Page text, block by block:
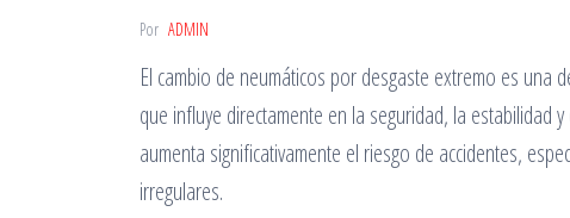
Por ADMIN
El cambio de neumáticos por desgaste extremo es una
que influye directamente en la seguridad, la estabilidad
aumenta significativamente el riesgo de accidentes,
irregulares.